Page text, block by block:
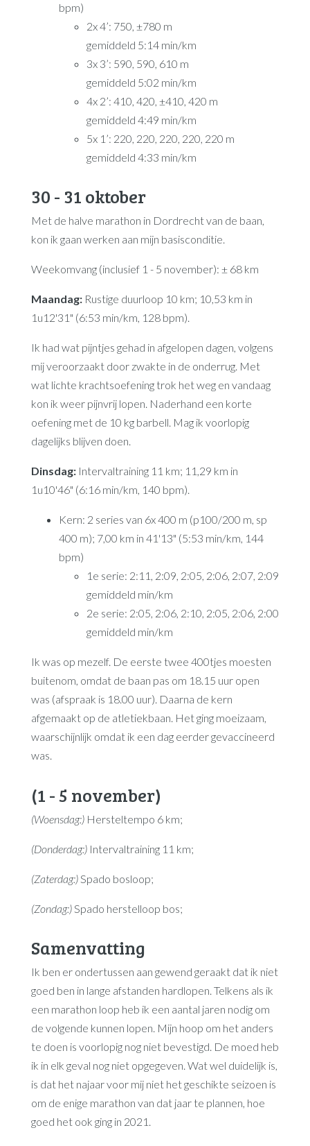
bpm)
2x 4’: 750, ±780 m
gemiddeld 5:14 min/km
3x 3’: 590, 590, 610 m
gemiddeld 5:02 min/km
4x 2’: 410, 420, ±410, 420 m
gemiddeld 4:49 min/km
5x 1’: 220, 220, 220, 220, 220 m
gemiddeld 4:33 min/km
30 - 31 oktober
Met de halve marathon in Dordrecht van de baan,
kon ik gaan werken aan mijn basisconditie.
Weekomvang (inclusief 1 - 5 november): ± 68 km
Maandag:Rustige duurloop 10 km; 10,53 km in
1u12'31" (6:53 min/km, 128 bpm).
Ik had wat pijntjes gehad in afgelopen dagen, volgens
mij veroorzaakt door zwakte in de onderrug. Met
wat lichte krachtsoefening trok het weg en vandaag
kon ik weer pijnvrij lopen. Naderhand een korte
oefening met de 10 kg barbell. Mag ik voorlopig
dagelijks blijven doen.
Dinsdag:Intervaltraining 11 km; 11,29 km in
1u10'46" (6:16 min/km, 140 bpm).
Kern: 2 series van 6x 400 m (p100/200 m, sp
400 m); 7,00 km in 41'13" (5:53 min/km, 144
bpm)
1e serie: 2:11, 2:09, 2:05, 2:06, 2:07, 2:09
gemiddeld min/km
2e serie: 2:05, 2:06, 2:10, 2:05, 2:06, 2:00
gemiddeld min/km
Ik was op mezelf. De eerste twee 400tjes moesten
buitenom, omdat de baan pas om 18.15 uur open
was (afspraak is 18.00 uur). Daarna de kern
afgemaakt op de atletiekbaan. Het ging moeizaam,
waarschijnlijk omdat ik een dag eerder gevaccineerd
was.
(1 - 5 november)
(Woensdag:)Hersteltempo 6 km;
(Donderdag:)Intervaltraining 11 km;
(Zaterdag:)Spado bosloop;
(Zondag:)Spado herstelloop bos;
Samenvatting
Ik ben er ondertussen aan gewend geraakt dat ik niet
goed ben in lange afstanden hardlopen. Telkens als ik
een marathon loop heb ik een aantal jaren nodig om
de volgende kunnen lopen. Mijn hoop om het anders
te doen is voorlopig nog niet bevestigd. De moed heb
ik in elk geval nog niet opgegeven. Wat wel duidelijk is,
is dat het najaar voor mij niet het geschikte seizoen is
om de enige marathon van dat jaar te plannen, hoe
goed het ook ging in 2021.